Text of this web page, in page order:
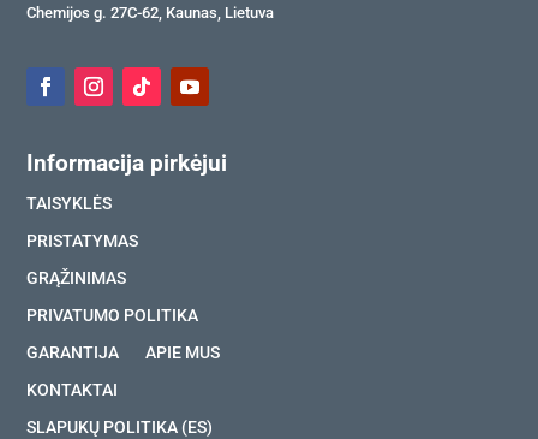
Chemijos g. 27C-62, Kaunas, Lietuva
Informacija pirkėjui
TAISYKLĖS
PRISTATYMAS
GRĄŽINIMAS
PRIVATUMO POLITIKA
GARANTIJA
APIE MUS
KONTAKTAI
SLAPUKŲ POLITIKA (ES)